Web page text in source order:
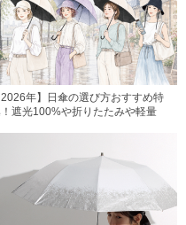
2026年】日傘の選び方おすすめ特
遮光100%や折りたたみや軽量